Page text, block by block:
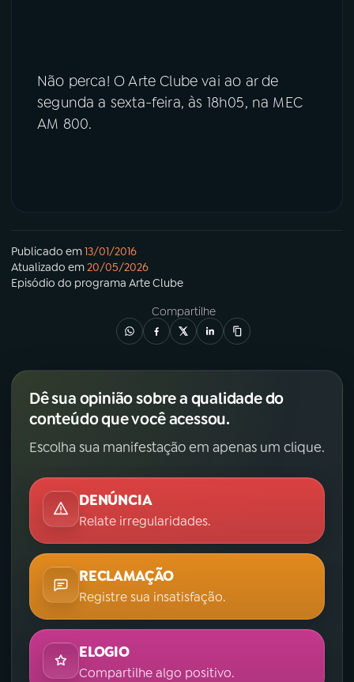
Não perca! O Arte Clube vai ao ar de
segunda a sexta-feira, às 18h05, na MEC
AM 800.
Publicado em13/01/2016
Atualizado em20/05/2026
Episódio do programa Arte Clube
Compartilhe
Dê sua opinião sobre a qualidade do
conteúdo que você acessou.
Escolha sua manifestação em apenas um clique.
DENÚNCIA
Relate irregularidades.
RECLAMAÇÃO
Registre sua insatisfação.
ELOGIO
Compartilhe algo positivo.